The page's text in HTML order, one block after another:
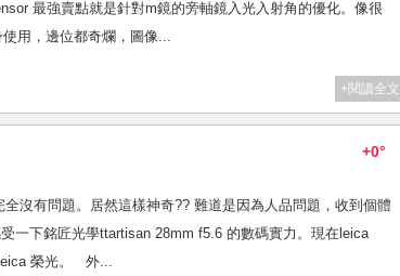
最強賣點就是針對m鏡的旁軸鏡入光入射角的優化。像很
用，邊位都奇爛，圖像...
+閱讀全文
+0°
沒有問題。居然這樣神奇?? 難道是因為人品問題，收到個體
一下銘匠光學ttartisan 28mm f5.6 的數碼實力。現在leica
榮光。 外...